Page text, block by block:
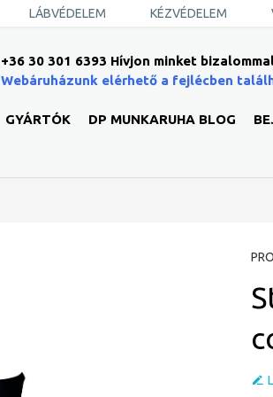
+36 30 301 6393 Hívjon minket
Webáruházunk elérhető a fejlécben
GYÁRTÓK DP MUNKARUHA BLOG
LÁBVÉDELEM KÉZVÉDELEM